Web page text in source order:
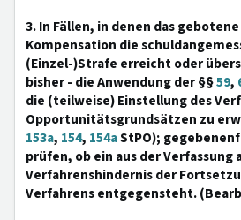
3. In Fällen, in denen das
Kompensation die
(Einzel-)Strafe erreicht oder
bisher - die Anwendung der §§59,
die (teilweise) Einstellung des
Opportunitätsgrundsätzen zu
153a, 154, 154aStPO);
prüfen, ob ein aus der Verfassung
Verfahrenshindernis der
Verfahrens entgegensteht.